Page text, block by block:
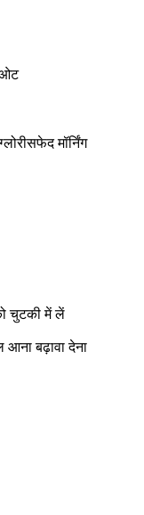
ओट
सफेद मॉर्निंग
चुटकी में लें
बढ़ावा देना